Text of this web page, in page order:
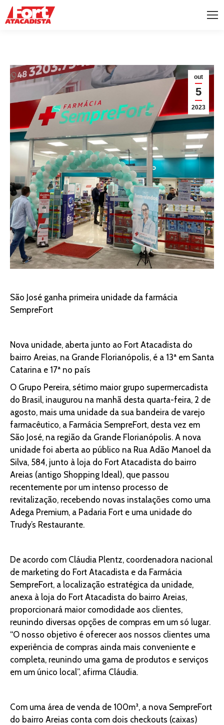
out
5
2023
São José ganha primeira unidade da farmácia
SempreFort
Nova unidade, aberta junto ao Fort Atacadista do
bairro Areias, na Grande Florianópolis, é a 13ª em Santa
Catarina e 17ª no país
O Grupo Pereira, sétimo maior grupo supermercadista
do Brasil, inaugurou na manhã desta quarta-feira, 2 de
agosto, mais uma unidade da sua bandeira de varejo
farmacêutico, a Farmácia SempreFort, desta vez em
São José, na região da Grande Florianópolis. A nova
unidade foi aberta ao público na Rua Adão Manoel da
Silva, 584, junto à loja do Fort Atacadista do bairro
Areias (antigo Shopping Ideal), que passou
recentemente por um intenso processo de
revitalização, recebendo novas instalações como uma
Adega Premium, a Padaria Fort e uma unidade do
Trudy’s Restaurante.
De acordo com Cláudia Plentz, coordenadora nacional
de marketing do Fort Atacadista e da Farmácia
SempreFort, a localização estratégica da unidade,
anexa à loja do Fort Atacadista do bairro Areias,
proporcionará maior comodidade aos clientes,
reunindo diversas opções de compras em um só lugar.
“O nosso objetivo é oferecer aos nossos clientes uma
experiência de compras ainda mais conveniente e
completa, reunindo uma gama de produtos e serviços
em um único local”, afirma Cláudia.
Com uma área de venda de 100m², a nova SempreFort
do bairro Areias conta com dois checkouts (caixas)